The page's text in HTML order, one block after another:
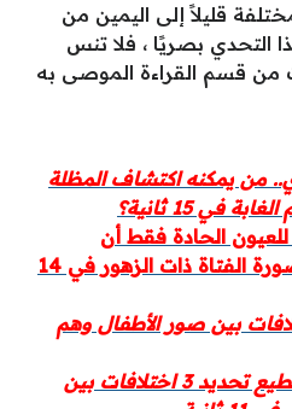
قليلاً إلى اليمين من
التحدي بصريًا ، فلا تنس
من قسم القراءة الموصى به
من يمكنه اكتشاف المظلة
في 15 ثانية؟
الحادة فقط أن
تكتشف 3 اختلافات بين صورة الفتاة ذات الزهور في 14
حدد 3 اختلافات بين صور الأطفال وهم
اكتشف الفرق.. الأذكى يستطيع تحديد 3 اختلافات بين